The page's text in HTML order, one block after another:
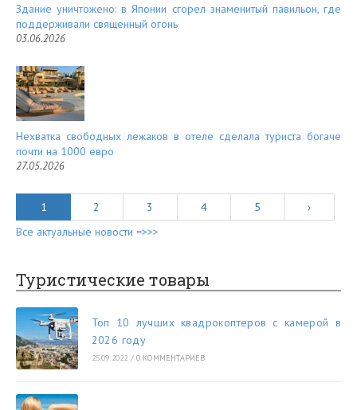
Здание уничтожено: в Японии сгорел знаменитый павильон, где
поддерживали священный огонь
03.06.2026
Нехватка свободных лежаков в отеле сделала туриста богаче
почти на 1000 евро
27.05.2026
1 2 3 4 5
›
Все актуальные новости =>>>
Туристические товары
Топ 10 лучших квадрокоптеров с камерой в
2026 году
25.09.2022 / 0 КОММЕНТАРИЕВ